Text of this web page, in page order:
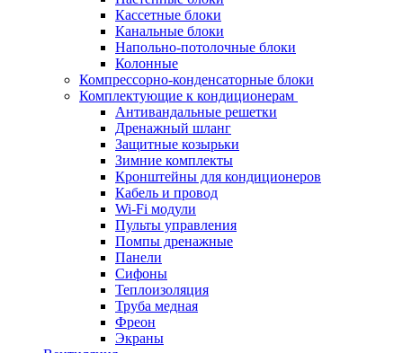
Кассетные блоки
Канальные блоки
Напольно-потолочные блоки
Колонные
Компрессорно-конденсаторные блоки
Комплектующие к кондиционерам
Антивандальные решетки
Дренажный шланг
Защитные козырьки
Зимние комплекты
Кронштейны для кондиционеров
Кабель и провод
Wi-Fi модули
Пульты управления
Помпы дренажные
Панели
Сифоны
Теплоизоляция
Труба медная
Фреон
Экраны